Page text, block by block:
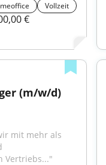
Vollzeit
€
(m/w/d)
mit mehr als
Vertriebs..."